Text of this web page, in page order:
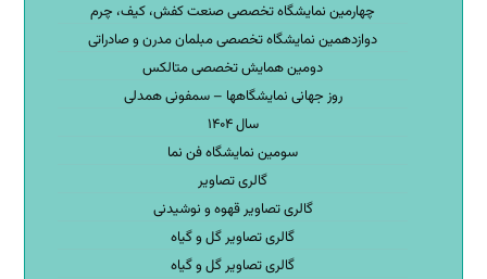
چهارمین نمایشگاه تخصصی صنعت کفش، کیف، چرم
دوازدهمین نمایشگاه تخصصی مبلمان مدرن و صادراتی
دومین همایش تخصصی متالکس
روز جهانی نمایشگاهها – سمفونی همدلی
سال ۱۴۰۴
سومین نمایشگاه فن نما
گالری تصاویر
گالری تصاویر قهوه و نوشیدنی
گالری تصاویر گل و گیاه
گالری تصاویر گل و گیاه